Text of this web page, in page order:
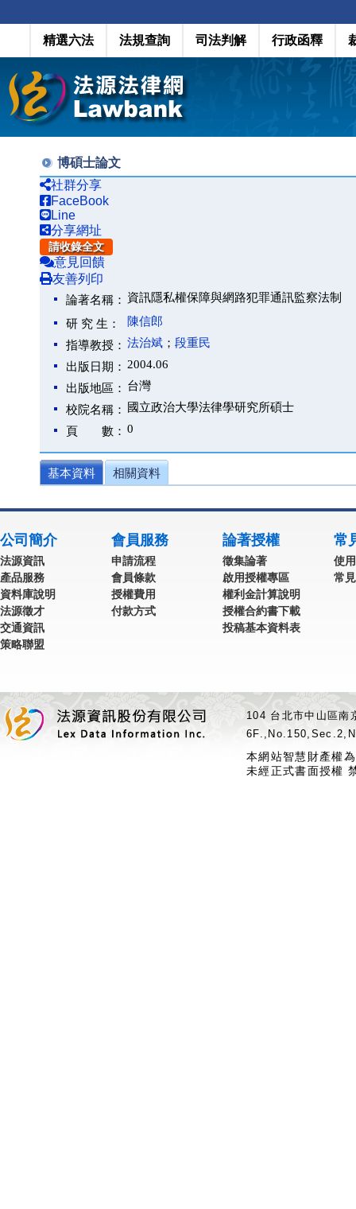
精選六法 法規查詢 司法判解 行政函釋
博碩士論文
社群分享
FaceBook
Line
分享網址
請收錄全文
意見回饋
友善列印
論著名稱： 資訊隱私權保障與網路犯罪通訊監察法制
研 究 生：
陳信郎
指導教授： 法治斌 ； 段重民
出版日期： 2004.06
出版地區： 台灣
校院名稱：
國立政治大學法律學研究所碩士
頁 數： 0
基本資料 相關資料
公司簡介
法源資訊
產品服務
資料庫說明
法源徵才
交通資訊
策略聯盟
會員服務
申請流程
會員條款
授權費用
付款方式
論著授權
徵集論著
啟用授權專區
權利金計算說明
授權合約書下載
投稿基本資料表
常
使
常
104 台北市中山區
本網站智慧財產權
未經正式書面授權